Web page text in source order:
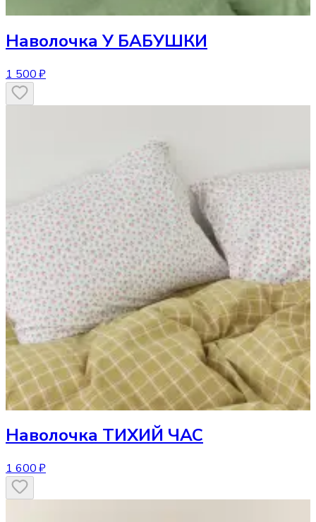
Наволочка У БАБУШКИ
1 500 ₽
Наволочка ТИХИЙ ЧАС
1 600 ₽